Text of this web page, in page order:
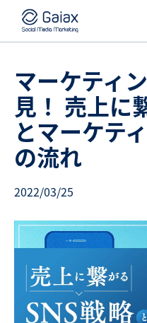
マーケティ
見！ 売上に
とマーケテ
の流れ
2022/03/25